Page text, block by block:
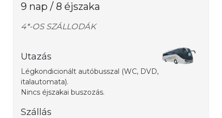
9 nap / 8 éjszaka
4*-OS SZÁLLODÁK
Utazás
Légkondicionált autóbusszal (WC, DVD,
italautomata).
Nincs éjszakai buszozás.
Szállás